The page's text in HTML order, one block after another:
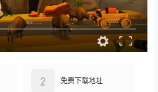
免费下载地址
2